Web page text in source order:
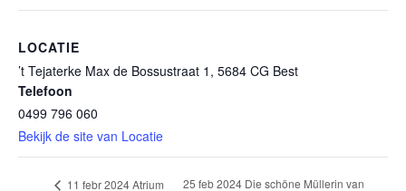
LOCATIE
’t Tejaterke Max de Bossustraat 1, 5684 CG Best
Telefoon
0499 796 060
Bekijk de site van Locatie
11 febr 2024 Atrium 25 feb 2024 Die schöne Müllerin van